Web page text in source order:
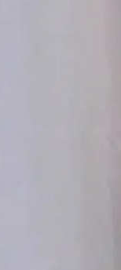
tilauksille